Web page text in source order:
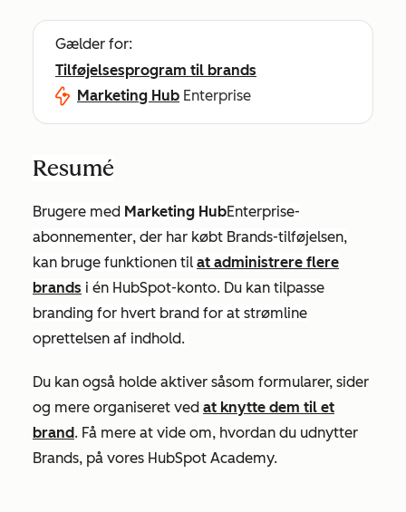
Gælder for:
Tilføjelsesprogram til brands
Marketing Hub Enterprise
Resumé
Brugere med Marketing HubEnterprise-
abonnementer, der har købt Brands-tilføjelsen,
kan bruge funktionen til at administrere flere
brands i én HubSpot-konto. Du kan tilpasse
branding for hvert brand for at strømline
oprettelsen af indhold.
Du kan også holde aktiver såsom formularer, sider
og mere organiseret ved at knytte dem til et
brand. Få mere at vide om, hvordan du udnytter
Brands, på vores HubSpot Academy.